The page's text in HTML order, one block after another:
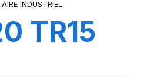
INDUSTRIEL
TR15